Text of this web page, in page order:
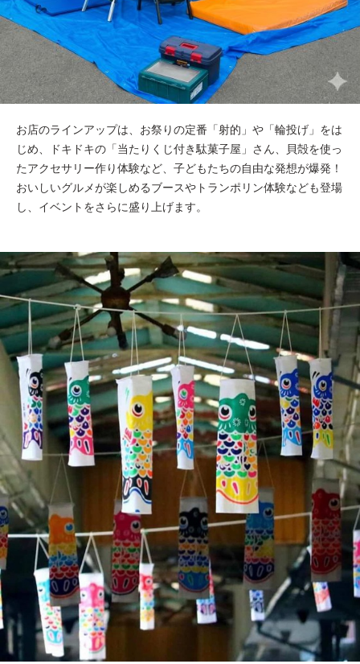
お店のラインアップは、お祭りの定番「射的」や「輪投げ」をは
じめ、ドキドキの「当たりくじ付き駄菓子屋」さん、貝殻を使っ
たアクセサリー作り体験など、子どもたちの自由な発想が爆発！
おいしいグルメが楽しめるブースやトランポリン体験なども登場
し、イベントをさらに盛り上げます。